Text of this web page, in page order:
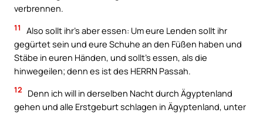
verbrennen.
11
Also sollt ihr’s aber essen: Um eure Lenden sollt ihr
gegürtet sein und eure Schuhe an den Füßen haben und
Stäbe in euren Händen, und sollt’s essen, als die
hinwegeilen; denn es ist des HERRN Passah.
12
Denn ich will in derselben Nacht durch Ägyptenland
gehen und alle Erstgeburt schlagen in Ägyptenland, unter